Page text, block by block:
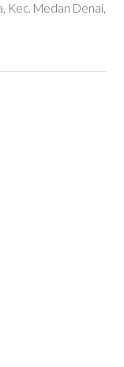
Kec. Medan Denai,